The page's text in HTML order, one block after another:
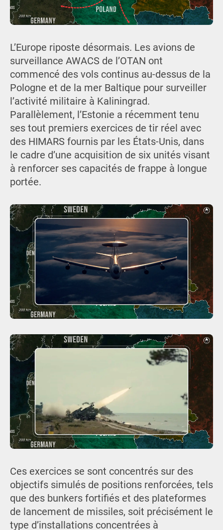
L’Europe riposte désormais. Les avions de
surveillance AWACS de l’OTAN ont
commencé des vols continus au-dessus de la
Pologne et de la mer Baltique pour surveiller
l’activité militaire à Kaliningrad.
Parallèlement, l’Estonie a récemment tenu
ses tout premiers exercices de tir réel avec
des HIMARS fournis par les États-Unis, dans
le cadre d’une acquisition de six unités visant
à renforcer ses capacités de frappe à longue
portée.
Ces exercices se sont concentrés sur des
objectifs simulés de positions renforcées, tels
que des bunkers fortifiés et des plateformes
de lancement de missiles, soit précisément le
type d’installations concentrées à